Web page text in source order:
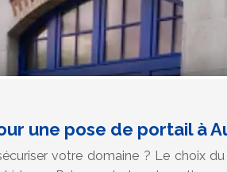
une pose de portail à
votre domaine ? Le choix